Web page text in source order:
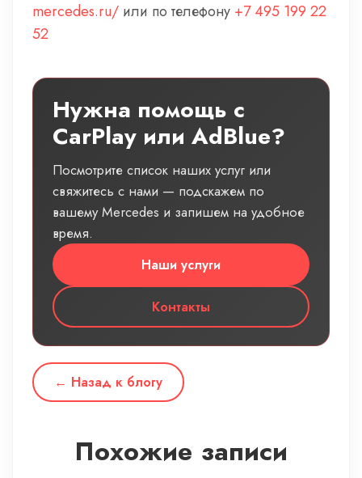
mercedes.ru/ или по телефону +7 495 199 22
52
Нужна помощь с
CarPlay или AdBlue?
Посмотрите список наших услуг или
свяжитесь с нами — подскажем по
вашему Mercedes и запишем на удобное
время.
Наши услуги
Контакты
← Назад к блогу
Похожие записи